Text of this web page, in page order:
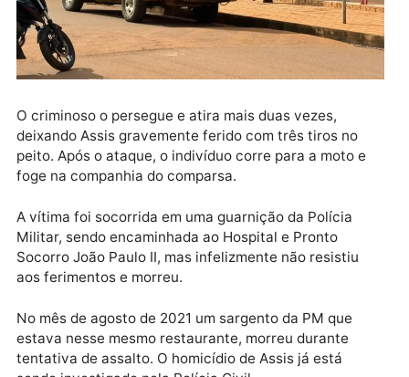
O criminoso o persegue e atira mais duas vezes,
peito. Após o ataque, o indivíduo corre para a moto e
foge na companhia do comparsa.